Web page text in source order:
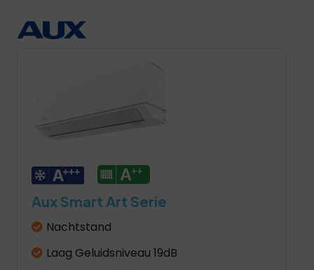
Aux Smart Art Serie
Nachtstand
Laag Geluidsniveau 19dB